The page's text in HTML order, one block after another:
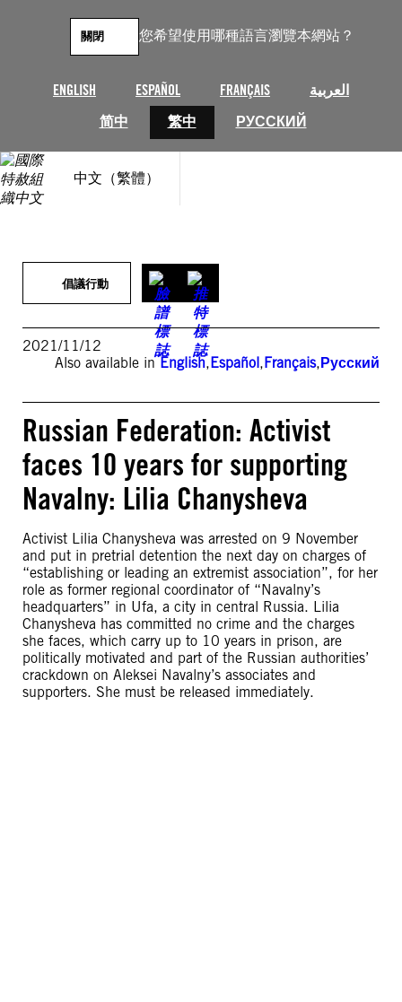
您希望使用哪種語言瀏覽本網站？
ENGLISH ESPAÑOL FRANÇAIS
العربية
简中
繁中 РУССКИЙ
關閉
中文（繁體）
倡議行動
2021/11/12
Also available inEnglish,Español,Français,Русский
Russian Federation: Activist
faces 10 years for supporting
Navalny: Lilia Chanysheva
Activist Lilia Chanysheva was arrested on 9 November
and put in pretrial detention the next day on charges of
“establishing or leading an extremist association”, for her
role as former regional coordinator of “Navalny’s
headquarters” in Ufa, a city in central Russia. Lilia
Chanysheva has committed no crime and the charges
she faces, which carry up to 10 years in prison, are
politically motivated and part of the Russian authorities’
crackdown on Aleksei Navalny’s associates and
supporters. She must be released immediately.